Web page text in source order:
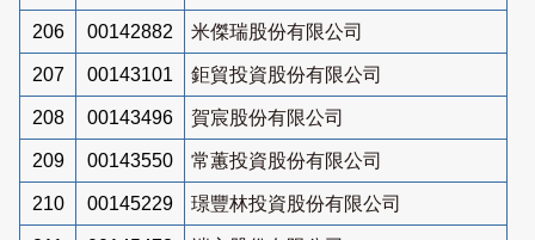
206 00142882 米傑瑞股份有限公司
207 00143101 鉅貿投資股份有限公司
208 00143496 賀宸股份有限公司
209 00143550 常蕙投資股份有限公司
210 00145229 璟豐林投資股份有限公司